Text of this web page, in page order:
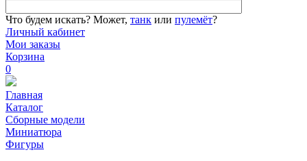
Что будем искать? Может, танк или пулемёт?
Личный кабинет
Мои заказы
Корзина
0
Главная
Каталог
Сборные модели
Миниатюра
Фигуры